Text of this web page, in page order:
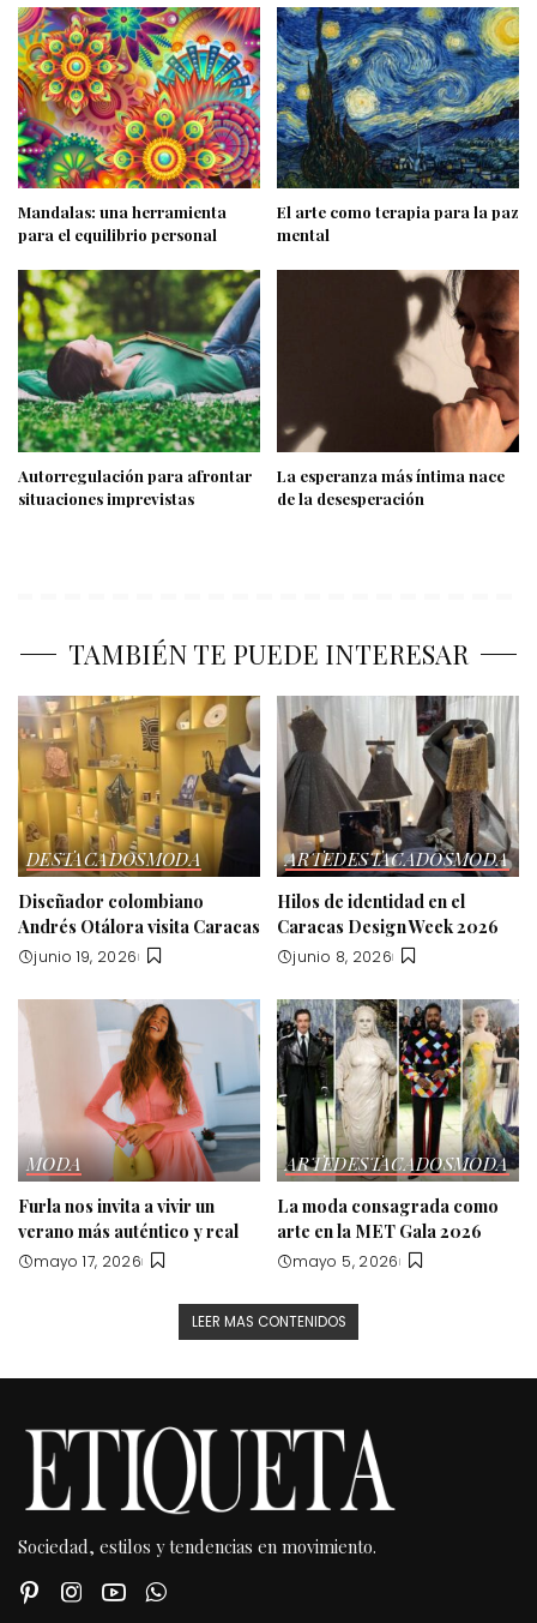
Mandalas: una herramienta
para el equilibrio personal
El arte como terapia para la paz
mental
Autorregulación para afrontar
situaciones imprevistas
La esperanza más íntima nace
de la desesperación
TAMBIÉN TE PUEDE INTERESAR
DESTACADOSMODA
Diseñador colombiano
Andrés Otálora visita Caracas
junio 19, 2026
ARTEDESTACADOSMODA
Hilos de identidad en el
Caracas Design Week 2026
junio 8, 2026
MODA
Furla nos invita a vivir un
verano más auténtico y real
mayo 17, 2026
ARTEDESTACADOSMODA
La moda consagrada como
arte en la MET Gala 2026
mayo 5, 2026
LEER MAS CONTENIDOS
Sociedad, estilos y tendencias en movimiento.